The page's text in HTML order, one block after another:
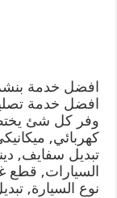
افضل خدمة
افضل خدمة
وفر كل شئ
كهربائي,
تبديل سفايف,
السيارات, قطع
نوع السيارة,